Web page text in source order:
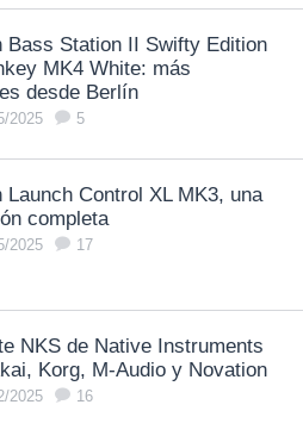
Bass Station II Swifty Edition
MK4 White: más
desde Berlín
2025 5
Launch Control XL MK3, una
completa
2025 17
NKS de Native Instruments
Korg, M-Audio y Novation
2025 16